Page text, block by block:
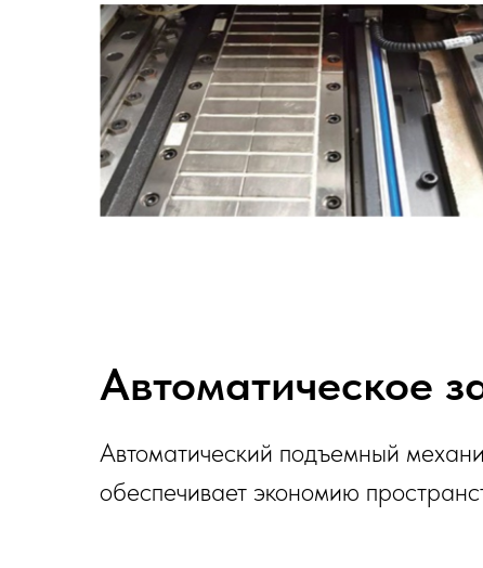
Автоматическое
Автоматический подъемный
обеспечивает экономию